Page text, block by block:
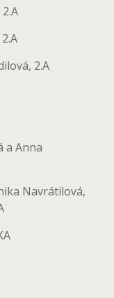
2.A
Anna
Navrátilová,